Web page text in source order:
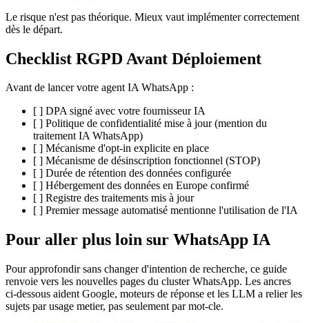
Le risque n'est pas théorique. Mieux vaut implémenter correctement
dès le départ.
Checklist RGPD Avant Déploiement
Avant de lancer votre agent IA WhatsApp :
[ ] DPA signé avec votre fournisseur IA
[ ] Politique de confidentialité mise à jour (mention du
traitement IA WhatsApp)
[ ] Mécanisme d'opt-in explicite en place
[ ] Mécanisme de désinscription fonctionnel (STOP)
[ ] Durée de rétention des données configurée
[ ] Hébergement des données en Europe confirmé
[ ] Registre des traitements mis à jour
[ ] Premier message automatisé mentionne l'utilisation de l'IA
Pour aller plus loin sur WhatsApp IA
Pour approfondir sans changer d'intention de recherche, ce guide
renvoie vers les nouvelles pages du cluster WhatsApp. Les ancres
ci-dessous aident Google, moteurs de réponse et les LLM a relier les
sujets par usage metier, pas seulement par mot-cle.